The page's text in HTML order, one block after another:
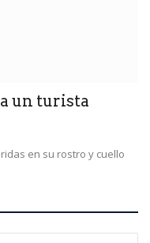
un turista
en su rostro y cuello